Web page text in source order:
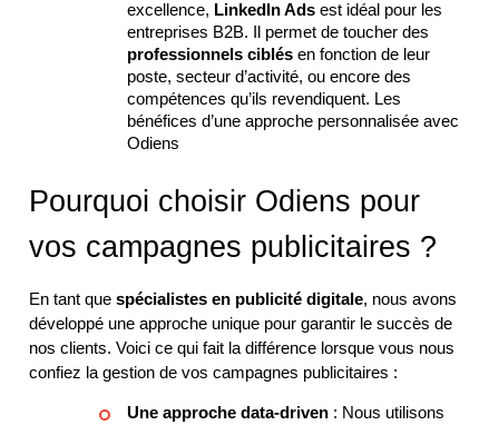
excellence, LinkedIn Ads est idéal pour les
entreprises B2B. Il permet de toucher des
professionnels ciblés en fonction de leur
poste, secteur d’activité, ou encore des
compétences qu’ils revendiquent. Les
bénéfices d’une approche personnalisée avec
Odiens
Pourquoi choisir Odiens pour
vos campagnes publicitaires ?
En tant quespécialistes en publicité digitale, nous avons
développé une approche unique pour garantir le succès de
nos clients. Voici ce qui fait la différence lorsque vous nous
confiez la gestion de vos campagnes publicitaires :
Une approche data-driven : Nous utilisons